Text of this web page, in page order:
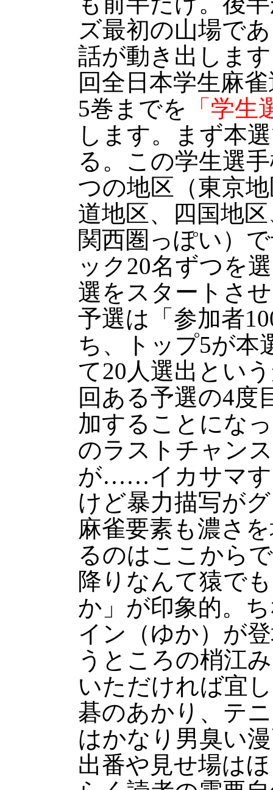
ズ最初の山場で
話が動き出しま
回全日本学生麻
5巻までを
「学生
します。まず本
る。この学生選
つの地区（東京
道地区、四国地
関西圏っぽい）
ック20名ずつを
選をスタートさ
予選は「参加者
ち、トップ5が本
て20人選出とい
回ある予選の4度
加することにな
のラストチャン
が……イカサマす
けど暴力描写が
麻雀要素も濃さ
るのはここから
降りなんて猿で
か」が印象的。
イン（ゆか）が
うところの梢江
いただければ宜
碁のあかり、テ
はかなり男臭い
出番や見せ場は